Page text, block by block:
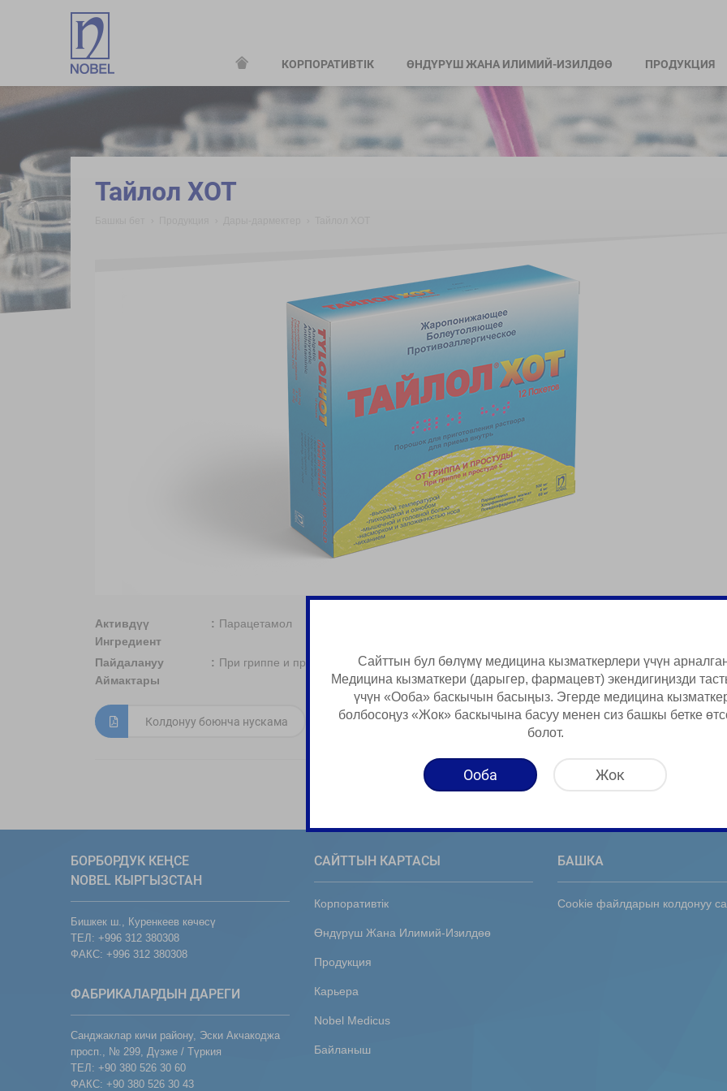
КОРПОРАТИВТІК ӨНДҮРҮШ ЖАНА ИЛИМИЙ-ИЗИЛДӨӨ ПРОДУКЦИЯ
Тайлол ХОТ
Активдүү
Ингредиент
Парацетамол
Пайдалануу
Аймактары
При гриппе и простуде
Колдонуу боюнча нускама Продукция тууралуу кыскача маалымат
БОРБОРДУК КЕҢСЕ
NOBEL КЫРГЫЗСТАН
Бишкек ш., Куренкеев көчөсү
ТЕЛ: +996 312 380308
ФАКС: +996 312 380308
ФАБРИКАЛАРДЫН ДАРЕГИ
Санджаклар кичи району, Эски Акчакоджа
просп., № 299, Дүзже / Түркия
ТЕЛ: +90 380 526 30 60
ФАКС: +90 380 526 30 43
САЙТТЫН КАРТАСЫ
Корпоративтік
Өндүрүш Жана Илимий-Изилдөө
Продукция
Карьера
Nobel Medicus
Байланыш
БАШКА
Cookie файлдарын колдонуу
Сайттын бул бөлүмү медицина кызматкерлери үчүн
Медицина кызматкери (дарыгер, фармацевт) экендигиңизди
үчүн «Ооба» баскычын басыңыз. Эгерде медицина
болбосоңуз «Жок» баскычына басуу менен сиз башкы бетке
болот.
Ооба Жок